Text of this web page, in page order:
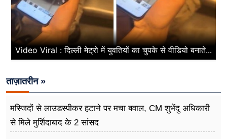
Video Viral : दिल्ली मेट्रो में युवतियों का चुपके से वीडियो बनाते...
ताज़ातरीन »
मस्जिदों से लाउडस्पीकर हटाने पर मचा बवाल, CM शुभेंदु अधिकारी
से मिले मुर्शिदाबाद के 2 सांसद